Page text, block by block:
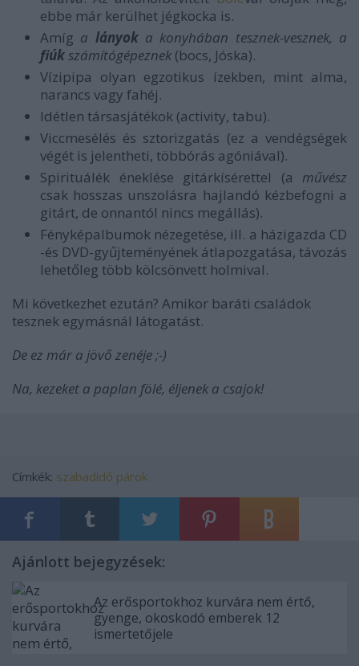
ebbe már kerülhet jégkocka is.
Amíg a lányok a konyhában tesznek-vesznek, a
fiúkszámítógépeznek (bocs, Jóska).
Vízipipa olyan egzotikus ízekben, mint alma,
narancs vagy fahéj.
Idétlen társasjátékok (activity, tabu).
Viccmesélés és sztorizgatás (ez a vendégségek
végét is jelentheti, többórás agóniával).
Spirituálék éneklése gitárkísérettel (a művész
csak hosszas unszolásra hajlandó kézbefogni a
gitárt, de onnantól nincs megállás).
Fényképalbumok nézegetése, ill. a házigazda CD
-és DVD-gyűjteményének átlapozgatása, távozás
lehetőleg több kölcsönvett holmival.
Mi következhet ezután? Amikor baráti családok
tesznek egymásnál látogatást.
De ez már a jövő zenéje ;-)
Na, kezeket a paplan fölé, éljenek a csajok!
Címkék: szabadidő párok
Ajánlott bejegyzések:
Az erősportokhoz kurvára nem értő,
gyenge, okoskodó emberek 12
ismertetőjele